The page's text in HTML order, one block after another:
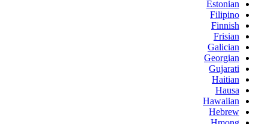
Estonian
Filipino
Finnish
Frisian
Galician
Georgian
Gujarati
Haitian
Hausa
Hawaiian
Hebrew